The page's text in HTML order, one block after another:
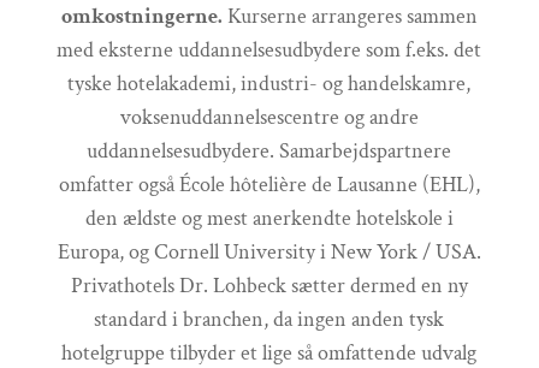
omkostningerne. Kurserne arrangeres sammen
med eksterne uddannelsesudbydere som f.eks. det
tyske hotelakademi, industri- og handelskamre,
voksenuddannelsescentre og andre
uddannelsesudbydere. Samarbejdspartnere
omfatter også École hôtelière de Lausanne (EHL),
den ældste og mest anerkendte hotelskole i
Europa, og Cornell University i New York / USA.
Privathotels Dr. Lohbeck sætter dermed en ny
standard i branchen, da ingen anden tysk
hotelgruppe tilbyder et lige så omfattende udvalg